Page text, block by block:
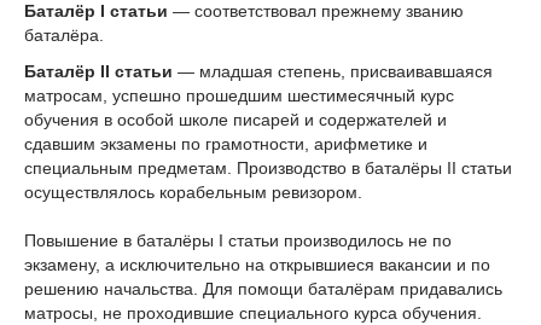
Баталёр I статьи — соответствовал прежнему званию
баталёра.
Баталёр II статьи — младшая степень, присваивавшаяся
матросам, успешно прошедшим шестимесячный курс
обучения в особой школе писарей и содержателей и
сдавшим экзамены по грамотности, арифметике и
специальным предметам. Производство в баталёры II статьи
осуществлялось корабельным ревизором.
Повышение в баталёры I статьи производилось не по
экзамену, а исключительно на открывшиеся вакансии и по
решению начальства. Для помощи баталёрам придавались
матросы, не проходившие специального курса обучения.